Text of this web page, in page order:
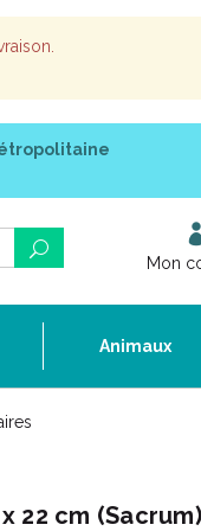
Mon
Animaux
x 22 cm